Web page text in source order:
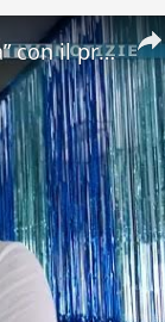
Adrano. Interessante incontro al liceo “Verga” con il prof. Fabio Gamberini. Studenti del Linguistic